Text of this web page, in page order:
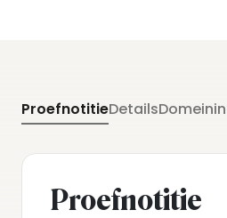
ontdekking!
ProefnotitieDetails
Proefnotitie